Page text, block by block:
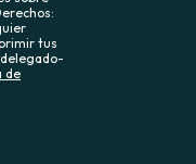
tus
de